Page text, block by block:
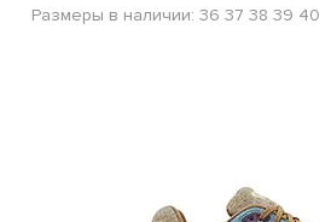
Размеры в наличии: 36 37 38 39 40